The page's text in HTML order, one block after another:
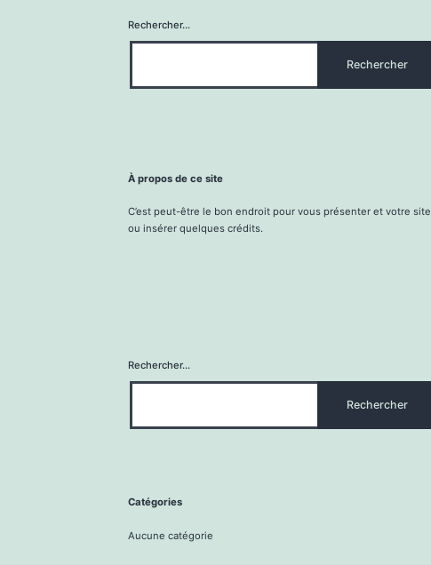
Rechercher…
À propos de ce site
C’est peut-être le bon endroit pour vous présenter et votre site
ou insérer quelques crédits.
Rechercher…
Catégories
Aucune catégorie